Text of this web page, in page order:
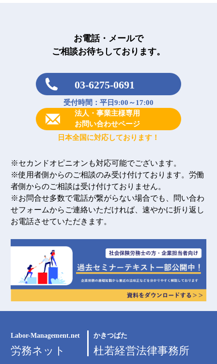
お電話・メールで
ご相談お待ちしております。
03-6275-0691
受付時間：平日9:00～17:00
法人・事業主様専用
お問い合わせページ
日本全国に対応しております！
※セカンドオピニオンも対応可能でございます。
※使用者側からのご相談のみ受け付けております。労働
者側からのご相談は受け付けておりません。
※お問合せ多数で電話が繋がらない場合でも、問い合わ
せフォームからご連絡いただければ、速やかに折り返し
お電話させていただきます。
Labor-Management.net
労務ネット
かきつばた
杜若経営法律事務所